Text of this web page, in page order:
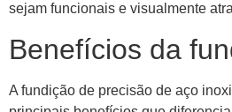
sejam funcionais e visualmente
Benefícios da
A fundição de precisão de aço